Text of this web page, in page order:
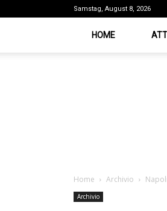
Samstag, August 8, 2026
HOME
Home Archivio
Archivio